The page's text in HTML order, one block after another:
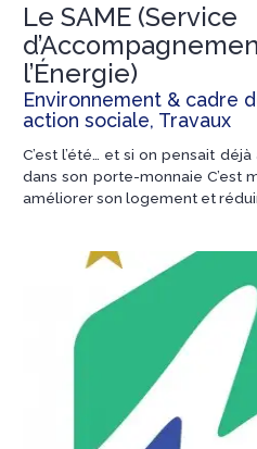
Le SAME (Service
l’Énergie)
Environnement & cadre
action sociale, Travaux
C’est l’été… et si on pensait
dans son porte-monnaie C’est
améliorer son logement et